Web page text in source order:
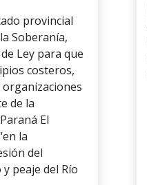
provincial
Soberanía,
Ley para que
costeros,
organizaciones
de la
El
la
del
peaje del Río